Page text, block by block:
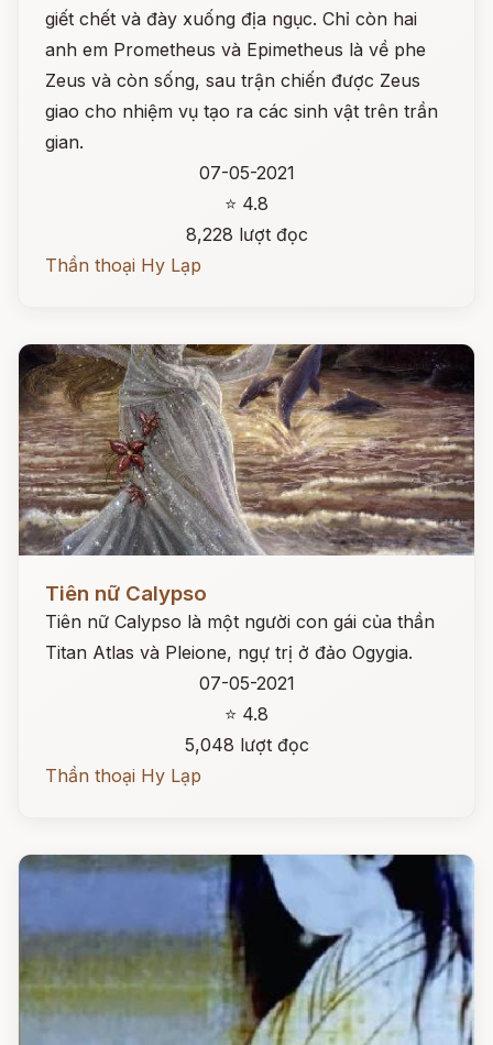
giết chết và đày xuống địa ngục. Chỉ còn hai
anh em Prometheus và Epimetheus là về phe
Zeus và còn sống, sau trận chiến được Zeus
giao cho nhiệm vụ tạo ra các sinh vật trên trần
gian.
07-05-2021
⭐ 4.8
8,228 lượt đọc
Thần thoại Hy Lạp
Tiên nữ Calypso
Tiên nữ Calypso là một người con gái của thần
Titan Atlas và Pleione, ngự trị ở đảo Ogygia.
07-05-2021
⭐ 4.8
5,048 lượt đọc
Thần thoại Hy Lạp